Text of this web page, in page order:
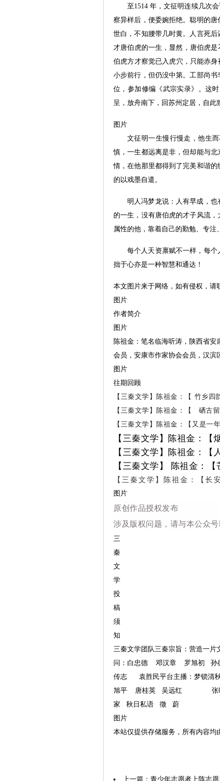
至1514 年，文征明连续几次
察异样后，便委婉拒绝。聪明的
世白，不知腰带几时黄。人言死
才唐伯虎的一生，显然，唐伯虎
伯虎方才察觉已入虎穴，只能赤
小步前行，但仍没中第。工部尚
位，参加修编《武宗实录》。这
呈，放舟南下，回苏州定居，自此
图片
文征明一生慢行慢走，他生
慎，一生都远离是非，但却能与
情，在他那里都得到了完美和谐
的以戏墨自遣。
明人冯梦龙说：人有早成，
的一生，没有唐伯虎的才子风流
属性的他，靠着自己的勤勉、专
每个人天资禀赋不一样，每
拙于心亦是一种智慧和通达！
本文图片来于网络，如有侵权，请
图片
作者简介
图片
陈祖金：笔名临海听涛，陕西省
会员，安康市作家协会会员，汉
图片
往期回顾
【三秦文学】陈祖金：【 竹乡四
【三秦文学】陈祖金：【 硒古
【三秦文学】陈祖金：【又是一
【三秦文学】陈祖金：
【三秦文学】陈祖金：
【三秦文学】 陈祖金：
【三秦文学】陈祖金：【长
图片
原创作品授权发布
涉及版权问题，请与本公众
三
秦
文
学
投
稿
须
知
三秦文学团队三秦宗旨：营造一
问：白忠德 邓汉章 罗旭
传志 袁胜民平台主播：梦锁
旭平 唐桂英 吴远红 张
家 秋日私语 徵 蔚
图片
本站仅提供存储服务，所有内容
上一篇： 青少年志愿者上阵志